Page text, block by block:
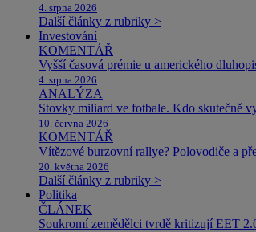
4. srpna 2026
Další články z rubriky >
Investování
KOMENTÁŘ
Vyšší časová prémie u amerického
4. srpna 2026
ANALÝZA
Stovky miliard ve fotbale. Kdo skutečně
10. června 2026
KOMENTÁŘ
Vítězové burzovní rallye? Polovodiče a
20. května 2026
Další články z rubriky >
Politika
ČLÁNEK
Soukromí zemědělci tvrdě kritizují EET